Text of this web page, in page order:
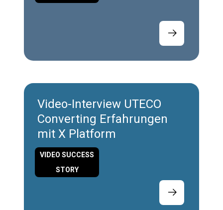
Video-Interview UTECO
Converting Erfahrungen
mit X Platform
VIDEO SUCCESS
STORY